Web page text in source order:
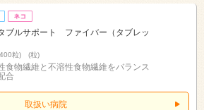
ブルサポート ファイバー（タブレッ
粒) (粒)
食物繊維と不溶性食物繊維をバランス
合
取扱い病院